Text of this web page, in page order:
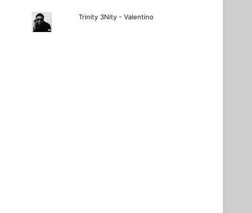
Trinity 3Nity - Valentino